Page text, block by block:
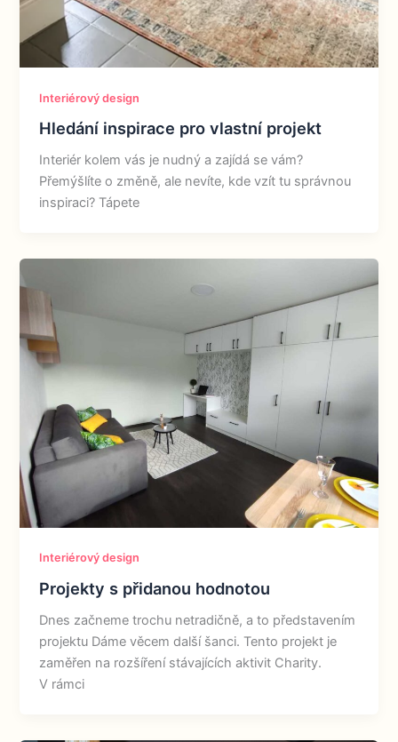
Interiérový design
Hledání inspirace pro vlastní projekt
Interiér kolem vás je nudný a zajídá se vám?
Přemýšlíte o změně, ale nevíte, kde vzít tu správnou
inspiraci? Tápete
Interiérový design
Projekty s přidanou hodnotou
Dnes začneme trochu netradičně, a to představením
projektu Dáme věcem další šanci. Tento projekt je
zaměřen na rozšíření stávajících aktivit Charity.
V rámci